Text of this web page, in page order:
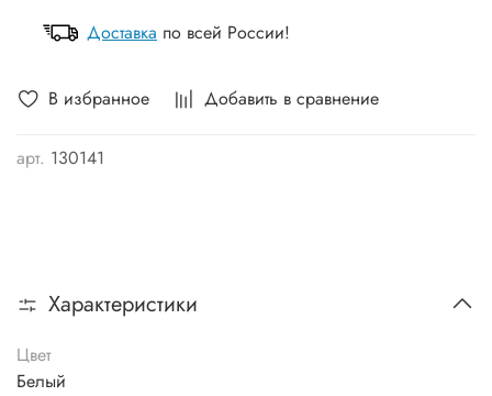
В избранное Добавить в сравнение
арт. 130141
Доставка по всей России!
Характеристики
Цвет
Белый